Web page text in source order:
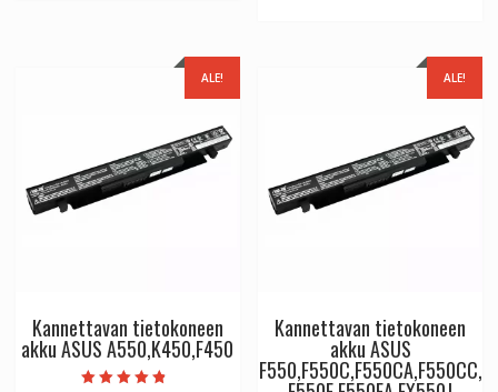
ALE!
Kannettavan tietokoneen
akku ASUS A550,K450,F450
ALE!
Kannettavan tietokoneen
akku ASUS
F550,F550C,F550CA,F550CC,